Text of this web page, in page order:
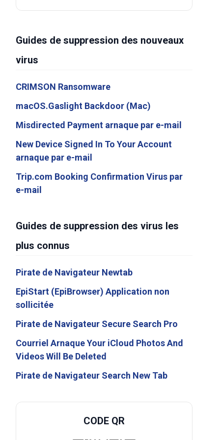
Guides de suppression des nouveaux
virus
CRIMSON Ransomware
macOS.Gaslight Backdoor (Mac)
Misdirected Payment arnaque par e-mail
New Device Signed In To Your Account
arnaque par e-mail
Trip.com Booking Confirmation Virus par
e-mail
Guides de suppression des virus les
plus connus
Pirate de Navigateur Newtab
EpiStart (EpiBrowser) Application non
sollicitée
Pirate de Navigateur Secure Search Pro
Courriel Arnaque Your iCloud Photos And
Videos Will Be Deleted
Pirate de Navigateur Search New Tab
CODE QR